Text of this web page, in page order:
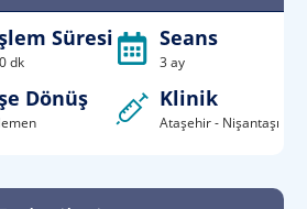
Süresi
dk
Dönüş
Seans
3 ay
Klinik
Ataşehir - Nişantaşı